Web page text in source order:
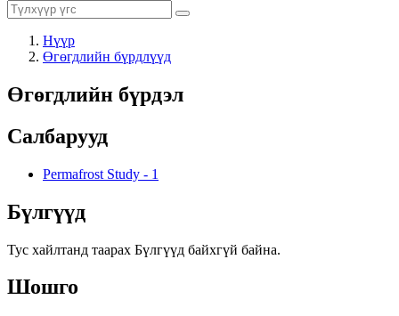
Нүүр
Өгөгдлийн бүрдлүүд
Өгөгдлийн бүрдэл
Салбарууд
Permafrost Study - 1
Бүлгүүд
Тус хайлтанд таарах Бүлгүүд байхгүй байна.
Шошго